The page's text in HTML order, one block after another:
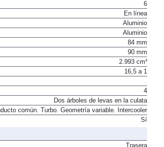
Delantero longitudinal
6
En línea
Aluminio
Aluminio
84 mm
90 mm
2.993 cm³
4
Dos árboles de levas en la culata
común. Turbo. Geometría variable. Intercooler